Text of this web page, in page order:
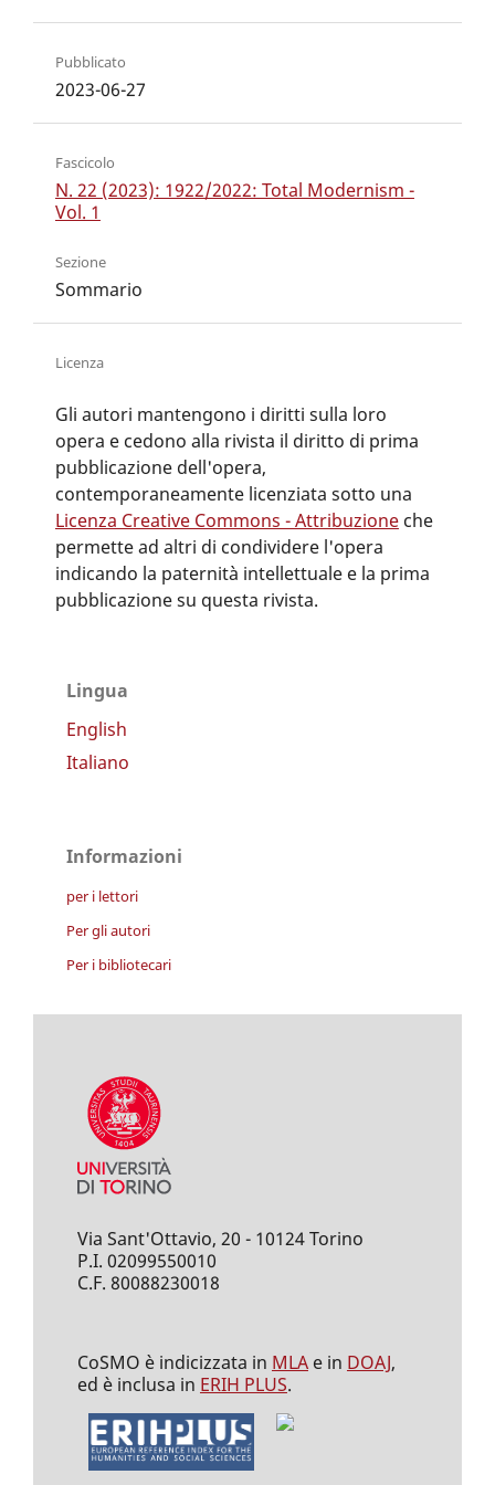
Pubblicato
2023-06-27
Fascicolo
N. 22 (2023): 1922/2022: Total Modernism -
Vol. 1
Sezione
Sommario
Licenza
Gli autori mantengono i diritti sulla loro
opera e cedono alla rivista il diritto di prima
pubblicazione dell'opera,
contemporaneamente licenziata sotto una
Licenza Creative Commons - Attribuzioneche
permette ad altri di condividere l'opera
indicando la paternità intellettuale e la prima
pubblicazione su questa rivista.
Lingua
English
Italiano
Informazioni
per i lettori
Per gli autori
Per i bibliotecari
Via Sant'Ottavio, 20 - 10124 Torino
P.I. 02099550010
C.F. 80088230018
CoSMO è indicizzata in MLAe in DOAJ,
ed è inclusa in ERIH PLUS.